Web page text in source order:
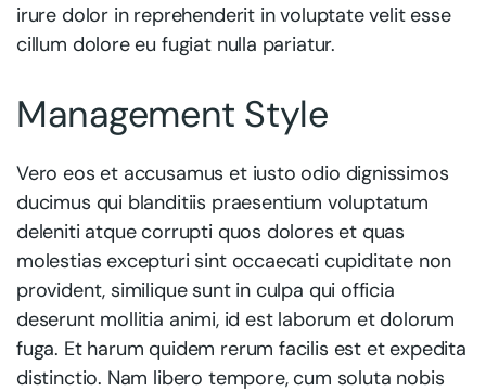
irure dolor in reprehenderit in voluptate velit esse
cillum dolore eu fugiat nulla pariatur.
Management Style
Vero eos et accusamus et iusto odio dignissimos
ducimus qui blanditiis praesentium voluptatum
deleniti atque corrupti quos dolores et quas
molestias excepturi sint occaecati cupiditate non
provident, similique sunt in culpa qui officia
deserunt mollitia animi, id est laborum et dolorum
fuga. Et harum quidem rerum facilis est et expedita
distinctio. Nam libero tempore, cum soluta nobis